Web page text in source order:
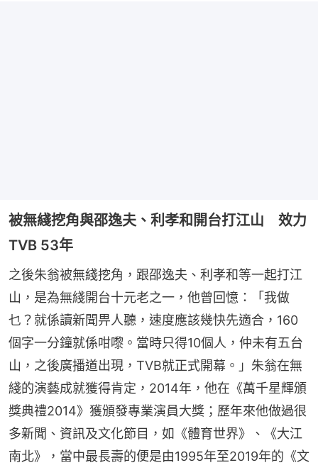
被無綫挖角與邵逸夫、利孝和開台打江山 效力
TVB 53年
之後朱翁被無綫挖角，跟邵逸夫、利孝和等一起打江
山，是為無綫開台十元老之一，他曾回憶：「我做
乜？就係讀新聞畀人聽，速度應該幾快先適合，160
個字一分鐘就係咁嚟。當時只得10個人，仲未有五台
山，之後廣播道出現，TVB就正式開幕。」朱翁在無
綫的演藝成就獲得肯定，2014年，他在《萬千星輝頒
獎典禮2014》獲頒發專業演員大獎；歷年來他做過很
多新聞、資訊及文化節目，如《體育世界》、《大江
南北》，當中最長壽的便是由1995年至2019年的《文